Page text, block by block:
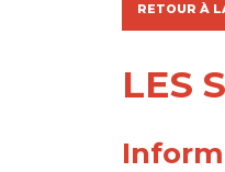
RETOUR À
LES